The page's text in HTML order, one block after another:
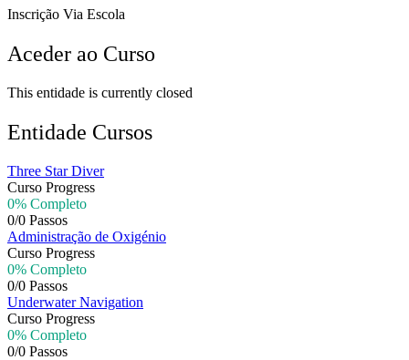
Inscrição Via Escola
Aceder ao Curso
This entidade is currently closed
Entidade Cursos
Three Star Diver
Curso Progress
0% Completo
0/0 Passos
Administração de Oxigénio
Curso Progress
0% Completo
0/0 Passos
Underwater Navigation
Curso Progress
0% Completo
0/0 Passos